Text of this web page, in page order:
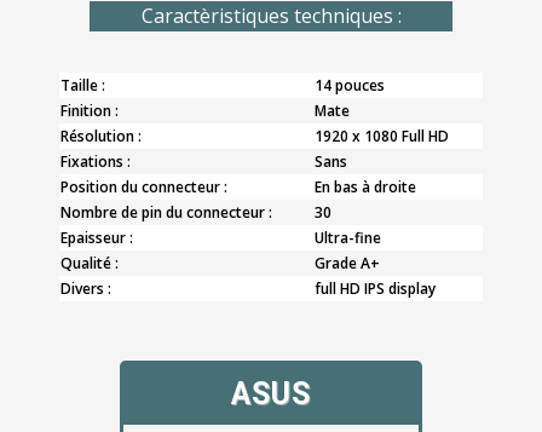
Caractèristiques techniques :
Taille :
14 pouces
Finition :
Mate
Résolution :
1920 x 1080 Full HD
Fixations :
Sans
Position du connecteur :
En bas à droite
Nombre de pin du connecteur :
30
Epaisseur :
Ultra-fine
Qualité :
Grade A+
Divers :
full HD IPS display
ASUS